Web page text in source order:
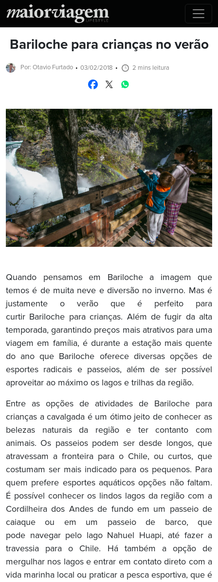
Bariloche para crianças no verão
Por: Otavio Furtado 03/02/2018 2 mins leitura
Quando pensamos em Bariloche a imagem que
temos é de muita neve e diversão no inverno. Mas é
justamente o verão que é perfeito para
curtir Bariloche para crianças. Além de fugir da alta
temporada, garantindo preços mais atrativos para uma
viagem em família, é durante a estação mais quente
do ano que Bariloche oferece diversas opções de
esportes radicais e passeios, além de ser possível
aproveitar ao máximo os lagos e trilhas da região.
Entre as opções de atividades de Bariloche para
crianças a cavalgada é um ótimo jeito de conhecer as
belezas naturais da região e ter contanto com
animais. Os passeios podem ser desde longos, que
atravessam a fronteira para o Chile, ou curtos, que
costumam ser mais indicado para os pequenos. Para
quem prefere esportes aquáticos opções não faltam.
É possível conhecer os lindos lagos da região com a
Cordilheira dos Andes de fundo em um passeio de
caiaque ou em um passeio de barco, que
pode navegar pelo lago Nahuel Huapi, até fazer a
travessia para o Chile. Há também a opção de
mergulhar nos lagos e entrar em contato direto com a
vida marinha local ou praticar a pesca esportiva, que é